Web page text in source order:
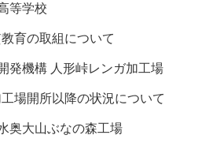
等学校
育の取組について
発機構 人形峠レンガ加工場
場開所以降の状況について
奥大山ぶなの森工場